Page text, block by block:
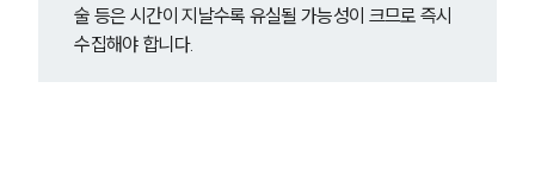
대륜법률상담예약
술 등은 시간이 지날수록 유실될 가능성이 크므로 즉시
수집해야 합니다.